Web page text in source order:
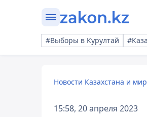
#Выборы в Курултай
Новости Казахстана и
15:58, 20 апреля 2023